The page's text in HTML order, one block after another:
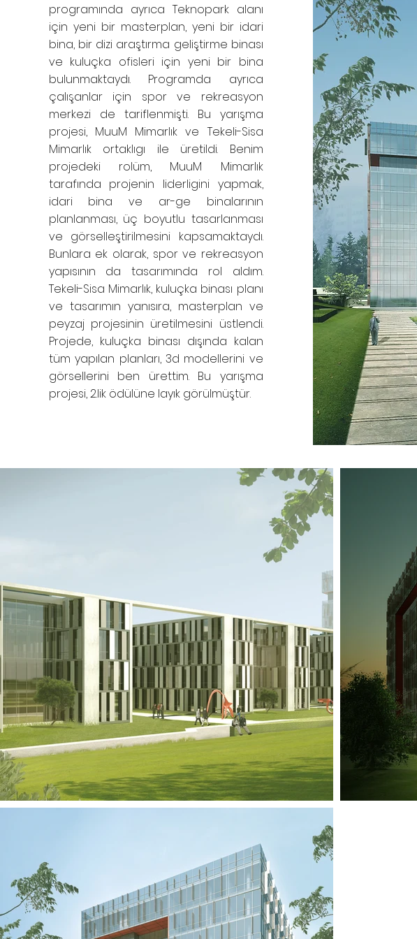
programında ayrıca Teknopark alanı
için yeni bir masterplan, yeni bir idari
bina, bir dizi araştırma geliştirme binası
ve kuluçka ofisleri için yeni bir bina
bulunmaktaydı. Programda ayrıca
çalışanlar için spor ve rekreasyon
merkezi de tariflenmişti. Bu yarışma
projesi, MuuM Mimarlık ve Tekeli-Sisa
Mimarlık ortaklıgı ile üretildi. Benim
projedeki rolüm, MuuM Mimarlık
tarafında projenin liderligini yapmak,
idari bina ve ar-ge binalarının
planlanması, üç boyutlu tasarlanması
ve görselleştirilmesini kapsamaktaydı.
Bunlara ek olarak, spor ve rekreasyon
yapısının da tasarımında rol aldım.
Tekeli-Sisa Mimarlık, kuluçka binası planı
ve tasarımın yanısıra, masterplan ve
peyzaj projesinin üretilmesini üstlendi.
Projede, kuluçka binası dışında kalan
tüm yapılan planları, 3d modellerini ve
görsellerini ben ürettim. Bu yarışma
projesi, 2.lik ödülüne layık görülmüştür.